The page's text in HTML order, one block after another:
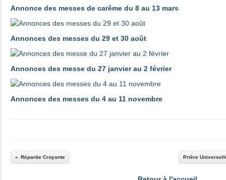
Annonce des messes de carême du 8 au 13 mars
Annonces des messes du 29 et 30 août
Annonces des messe du 27 janvier au 2 février
Annonces des messes du 4 au 11 novembre
Répartie Croyante Prière